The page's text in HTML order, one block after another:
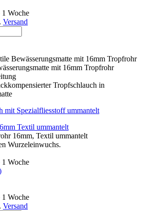
1 Woche
Versand
Textil ummantelt
16mm, Textil ummantelt
Wurzeleinwuchs.
1 Woche
1 Woche
Versand